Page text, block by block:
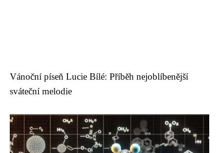
Vánoční píseň Lucie Bílé: Příběh nejoblíbenější
sváteční melodie